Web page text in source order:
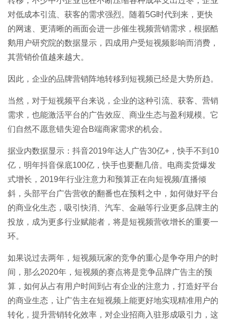
对低成本引流、获客的需求强烈。随着5G时代到来，更快
的网速、更清晰的画面会进一步催生视频营销需求，根据酷
鹅用户研究院的数据显示，四成用户受短视频影响而消费，
其营销价值越来越大。
因此，企业的品牌营销阵地转移到短视频已经是大势所趋。
当然，对于短视频平台来说，企业的这种引流、获客、营销
需求，也能激活平台的广告效应、商业生态与盈利规模。它
们自然不愿意错失迎合B端商家需求的机会。
据业内数据显示：抖音2019年达人广告30亿+，快手不到10
亿，明年抖音保底100亿，快手也要翻几倍。电商卖货爆发
式增长，2019年行业注意力和预算正在向短视频/直播倾
斜，头部平台广告营收的翻番也在预料之中，如何做好平台
的商业化生态，吸引快消、汽车、金融等行业更多品牌主的
投放，成为更多行业赋能者，将是短视频营收增长的重要一
环。
如果说过去两年，短视频玩家的竞争的重心是争夺用户的时
间，那么2020年，短视频的赛点将是竞争品牌广告主的预
算，如何从占有用户时间到占有企业的注意力，打造好平台
的商业生态，让广告主在短视频上能更好地实现精准用户的
转化，提升营销转化效率，对企业招商入驻形成吸引力，这